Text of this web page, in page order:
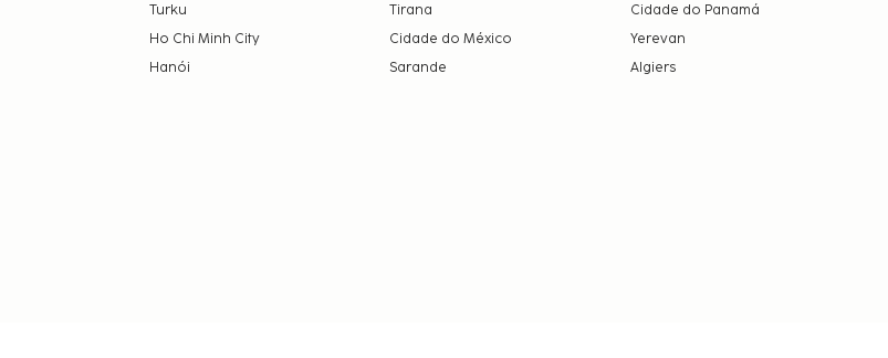
Turku
Tirana
Cidade do Panamá
Ho Chi Minh City
Cidade do México
Yerevan
Hanói
Sarande Algiers